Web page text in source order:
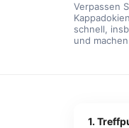
Verpassen
schnell,
und
1.